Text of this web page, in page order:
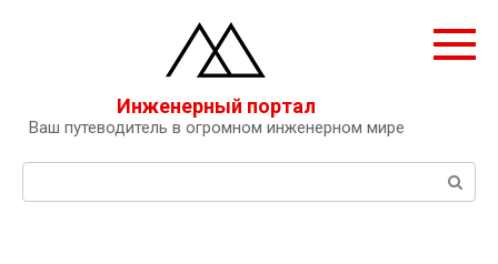
Инженерный портал
Ваш путеводитель в огромном инженерном мире
Поиск: